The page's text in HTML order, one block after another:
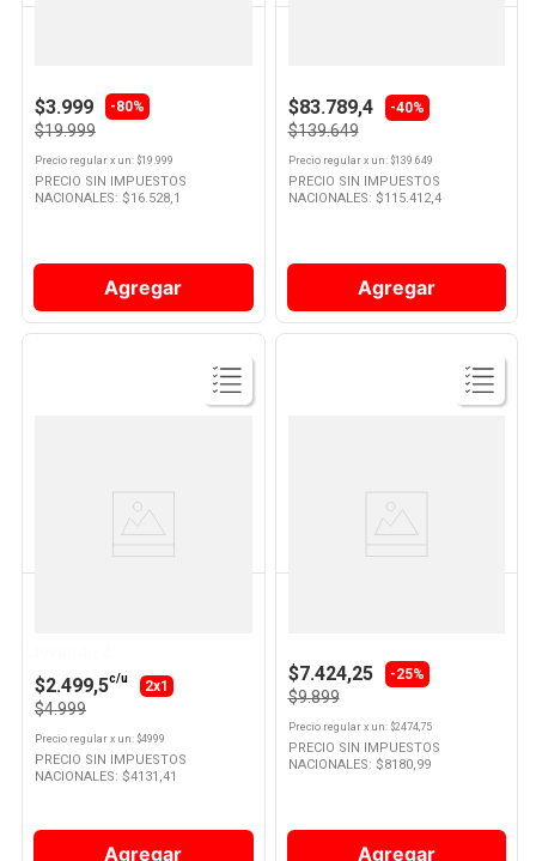
$3.999 -80%
$19.999
Precio regular x un: $19.999
PRECIO SIN IMPUESTOS
NACIONALES: $16.528,1
Agregar
$83.789,4 -40%
$139.649
Precio regularx un: $139.649
PRECIO SIN IMPUESTOS
NACIONALES: $115.412,4
Agregar
Producto
$2.499,5c/u 2x1
$4.999
Precio regular x un: $4999
PRECIO SIN IMPUESTOS
NACIONALES: $4131,41
Agregar
Producto
$7.424,25 -25%
$9.899
Precio regularx un: $2474,75
PRECIO SIN IMPUESTOS
NACIONALES: $8180,99
Agregar